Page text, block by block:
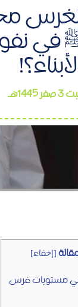
ﷺ في
1445هـ
[إخفاء]
مستويات غرس